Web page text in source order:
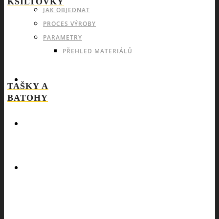
JAK OBJEDNAT
PROCES VÝROBY
PARAMETRY
PŘEHLED MATERIÁLŮ
KATALOGY
TAŠKY A
BATOHY